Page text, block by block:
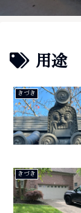
用途
きづき
きづき